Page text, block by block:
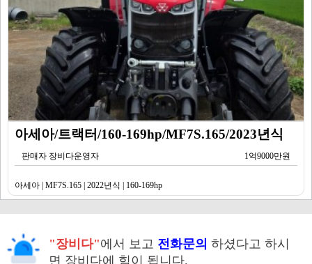
아세아/트랙터/160-169hp/MF7S.165/2023년식
판매자 장비다운영자 1억9000만원
아세아 | MF7S.165 | 2022년식 | 160-169hp
"장비다"에서 보고 전화문의 하셨다고 하시
면 장비다에 힘이 됩니다.